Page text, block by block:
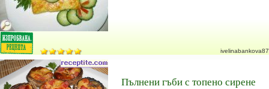
ivelinabankova87
Пълнени гъби с топено сирене